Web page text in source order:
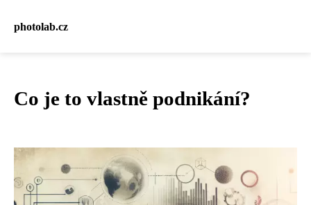
photolab.cz
Co je to vlastně podnikání?